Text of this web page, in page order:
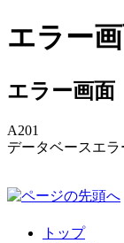
エラー
エラー画面
A201
データベースエラ
トップ